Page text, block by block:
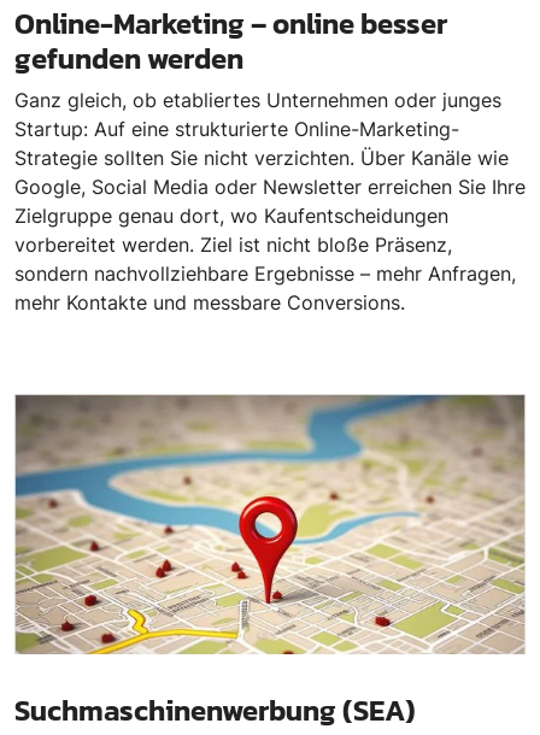
Online-Marketing – online besser
gefunden werden
Ganz gleich, ob etabliertes Unternehmen oder junges
Startup: Auf eine strukturierte Online-Marketing-
Strategie sollten Sie nicht verzichten. Über Kanäle wie
Google, Social Media oder Newsletter erreichen Sie Ihre
Zielgruppe genau dort, wo Kaufentscheidungen
vorbereitet werden. Ziel ist nicht bloße Präsenz,
sondern nachvollziehbare Ergebnisse – mehr Anfragen,
mehr Kontakte und messbare Conversions.
Suchmaschinenwerbung (SEA)